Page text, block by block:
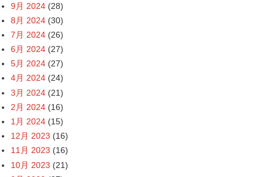
9月 2024 (28)
8月 2024 (30)
7月 2024 (26)
6月 2024 (27)
5月 2024 (27)
4月 2024 (24)
3月 2024 (21)
2月 2024 (16)
1月 2024 (15)
12月 2023 (16)
11月 2023 (16)
10月 2023 (21)